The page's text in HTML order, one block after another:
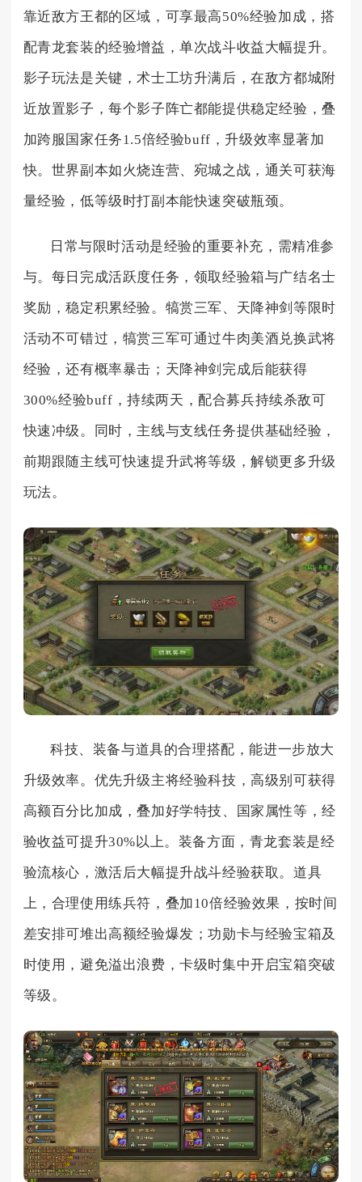
靠近敌方王都的区域，可享最高50%经验加成，搭
配青龙套装的经验增益，单次战斗收益大幅提升。
影子玩法是关键，术士工坊升满后，在敌方都城附
近放置影子，每个影子阵亡都能提供稳定经验，叠
加跨服国家任务1.5倍经验buff，升级效率显著加
快。世界副本如火烧连营、宛城之战，通关可获海
量经验，低等级时打副本能快速突破瓶颈。
日常与限时活动是经验的重要补充，需精准参
与。每日完成活跃度任务，领取经验箱与广结名士
奖励，稳定积累经验。犒赏三军、天降神剑等限时
活动不可错过，犒赏三军可通过牛肉美酒兑换武将
经验，还有概率暴击；天降神剑完成后能获得
300%经验buff，持续两天，配合募兵持续杀敌可
快速冲级。同时，主线与支线任务提供基础经验，
前期跟随主线可快速提升武将等级，解锁更多升级
玩法。
科技、装备与道具的合理搭配，能进一步放大
升级效率。优先升级主将经验科技，高级别可获得
高额百分比加成，叠加好学特技、国家属性等，经
验收益可提升30%以上。装备方面，青龙套装是经
验流核心，激活后大幅提升战斗经验获取。道具
上，合理使用练兵符，叠加10倍经验效果，按时间
差安排可堆出高额经验爆发；功勋卡与经验宝箱及
时使用，避免溢出浪费，卡级时集中开启宝箱突破
等级。